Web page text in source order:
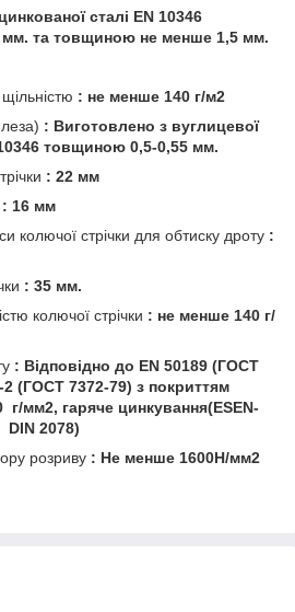
сталі EN 10346
та товщиною не менше 1,5 мм.
: не менше 140 г/м2
: Виготовлено з вуглицевої
товщиною 0,5-0,55 мм.
: 22 мм
: 16 мм
колючої стрічки для обтиску дроту :
: 35 мм.
колючої стрічки : не менше 140 г/
: Відповідно до EN 50189 (ГОСТ
2 (ГОСТ 7372-79) з покриттям
мм2, гаряче цинкування(ESEN-
DIN 2078)
розриву : Не менше 1600H/мм2